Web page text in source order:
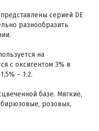
серией DE
разнообразить
на
с оксигентом 3% в
– 1:2.
базе. Мягкие,
розовых,